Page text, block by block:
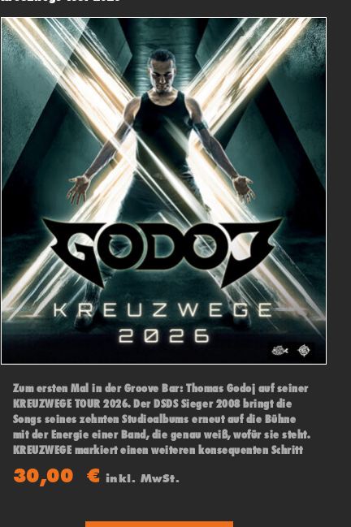
Zum ersten Mal in der Groove Bar: Thomas Godoj auf seiner
KREUZWEGE TOUR 2026. Der DSDS Sieger 2008 bringt die
Songs seines zehnten Studioalbums erneut auf die Bühne
mit der Energie einer Band, die genau weiß, wofür sie steht.
KREUZWEGE markiert einen weiteren konsequenten Schritt
in der künstlerischen Entwicklung des Musikers.
30,00 € inkl. MwSt.